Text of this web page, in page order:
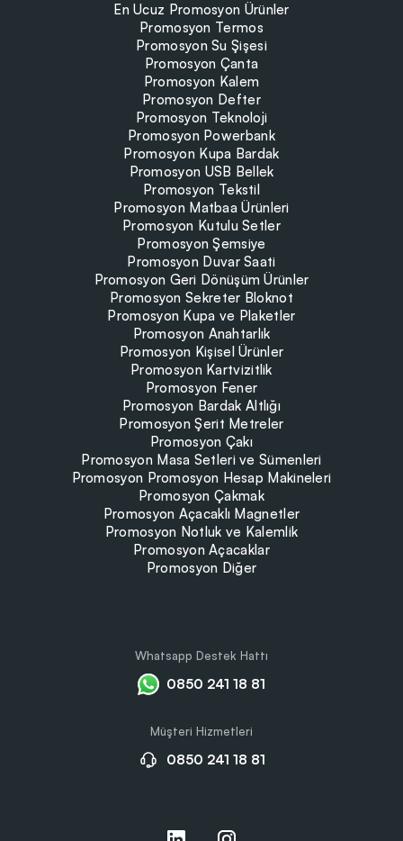
En Ucuz Promosyon Ürünler
Promosyon Termos
Promosyon Su Şişesi
Promosyon Çanta
Promosyon Kalem
Promosyon Defter
Promosyon Teknoloji
Promosyon Powerbank
Promosyon Kupa Bardak
Promosyon USB Bellek
Promosyon Tekstil
Promosyon Matbaa Ürünleri
Promosyon Kutulu Setler
Promosyon Şemsiye
Promosyon Duvar Saati
Promosyon Geri Dönüşüm Ürünler
Promosyon Sekreter Bloknot
Promosyon Kupa ve Plaketler
Promosyon Anahtarlık
Promosyon Kişisel Ürünler
Promosyon Kartvizitlik
Promosyon Fener
Promosyon Bardak Altlığı
Promosyon Şerit Metreler
Promosyon Çakı
Promosyon Masa Setleri ve Sümenleri
Promosyon Promosyon Hesap Makineleri
Promosyon Çakmak
Promosyon Açacaklı Magnetler
Promosyon Notluk ve Kalemlik
Promosyon Açacaklar
Promosyon Diğer
Whatsapp Destek Hattı
0850 241 18 81
Müşteri Hizmetleri
0850 241 18 81